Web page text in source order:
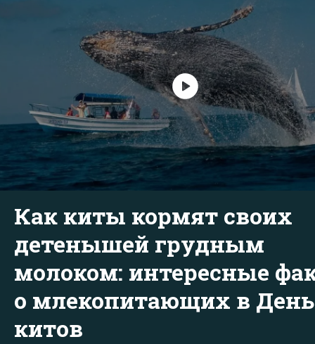
Как киты кормят своих
детенышей грудным
молоком: интересные
о млекопитающих в День
китов